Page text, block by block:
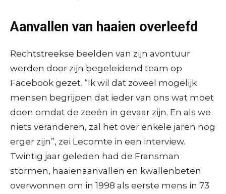
Aanvallen van haaien overleefd
Rechtstreekse beelden van zijn avontuur
werden door zijn begeleidend team op
Facebook gezet. “Ik wil dat zoveel mogelijk
mensen begrijpen dat ieder van ons wat moet
doen omdat de zeeën in gevaar zijn. En als we
niets veranderen, zal het over enkele jaren nog
erger zijn”, zei Lecomte in een interview.
Twintig jaar geleden had de Fransman
stormen, haaienaanvallen en kwallenbeten
overwonnen om in 1998 als eerste mens in 73